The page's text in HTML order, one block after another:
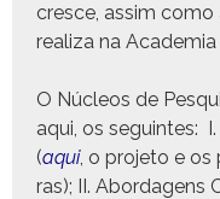
cresce, assim como
real­iza na
O Núcleos de
aqui, os seguintes:
(aqui, o pro­je­to e
ras); II. Abor­da­gens